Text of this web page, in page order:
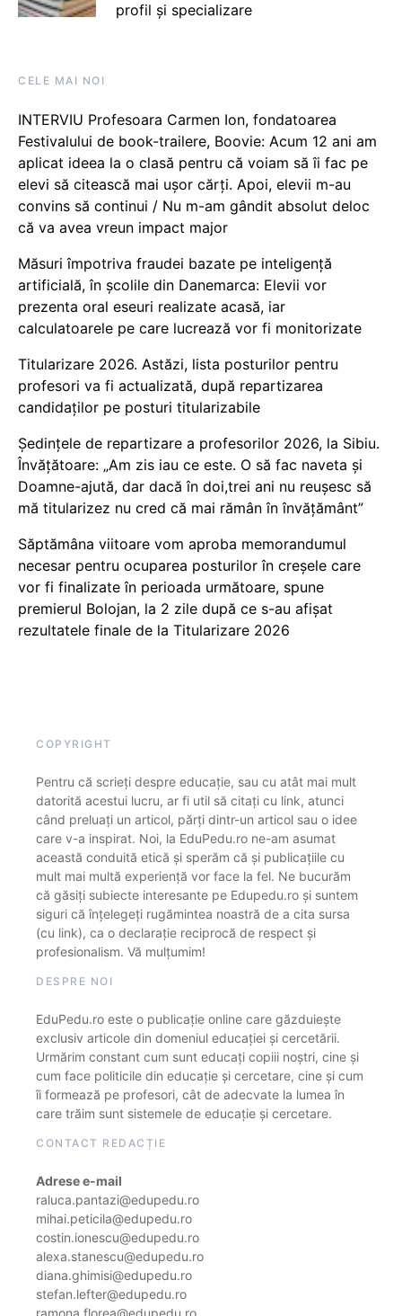
profil și specializare
CELE MAI NOI
INTERVIU Profesoara Carmen Ion, fondatoarea
Festivalului de book-trailere, Boovie: Acum 12 ani am
aplicat ideea la o clasă pentru că voiam să îi fac pe
elevi să citească mai ușor cărți. Apoi, elevii m-au
convins să continui / Nu m-am gândit absolut deloc
că va avea vreun impact major
Măsuri împotriva fraudei bazate pe inteligență
artificială, în școlile din Danemarca: Elevii vor
prezenta oral eseuri realizate acasă, iar
calculatoarele pe care lucrează vor fi monitorizate
Titularizare 2026. Astăzi, lista posturilor pentru
profesori va fi actualizată, după repartizarea
candidaților pe posturi titularizabile
Ședințele de repartizare a profesorilor 2026, la Sibiu.
Învățătoare: „Am zis iau ce este. O să fac naveta și
Doamne-ajută, dar dacă în doi,trei ani nu reușesc să
mă titularizez nu cred că mai rămân în învățământ”
Săptămâna viitoare vom aproba memorandumul
necesar pentru ocuparea posturilor în creșele care
vor fi finalizate în perioada următoare, spune
premierul Bolojan, la 2 zile după ce s-au afișat
rezultatele finale de la Titularizare 2026
COPYRIGHT
Pentru că scrieți despre educație, sau cu atât mai mult
datorită acestui lucru, ar fi util să citați cu link, atunci
când preluați un articol, părți dintr-un articol sau o idee
care v-a inspirat. Noi, la EduPedu.ro ne-am asumat
această conduită etică și sperăm că și publicațiile cu
mult mai multă experiență vor face la fel. Ne bucurăm
că găsiți subiecte interesante pe Edupedu.ro și suntem
siguri că înțelegeți rugămintea noastră de a cita sursa
(cu link), ca o declarație reciprocă de respect și
profesionalism. Vă mulțumim!
DESPRE NOI
EduPedu.ro este o publicație online care găzduiește
exclusiv articole din domeniul educației și cercetării.
Urmărim constant cum sunt educați copiii noștri, cine și
cum face politicile din educație și cercetare, cine și cum
îi formează pe profesori, cât de adecvate la lumea în
care trăim sunt sistemele de educație și cercetare.
CONTACT REDACȚIE
Adrese e-mail
raluca.pantazi@edupedu.ro
mihai.peticila@edupedu.ro
costin.ionescu@edupedu.ro
alexa.stanescu@edupedu.ro
diana.ghimisi@edupedu.ro
stefan.lefter@edupedu.ro
ramona.florea@edupedu.ro